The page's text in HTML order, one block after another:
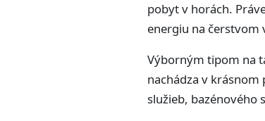
pobyt v horách.
energiu na čerstvom
Výborným tipom na
nachádza v
služieb, bazénového